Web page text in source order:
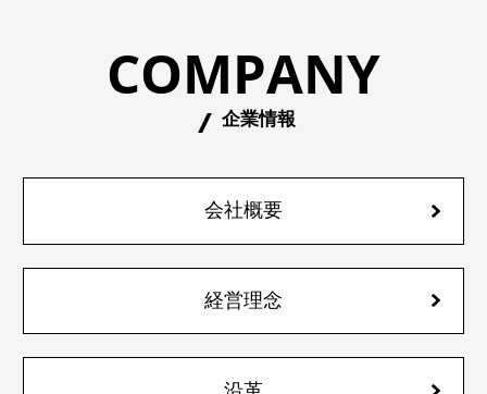
COMPANY
企業情報
会社概要
経営理念